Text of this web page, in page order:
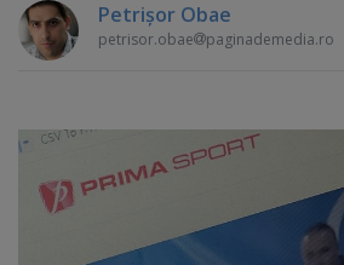
Petrişor Obae
petrisor.obae paginademedia.ro